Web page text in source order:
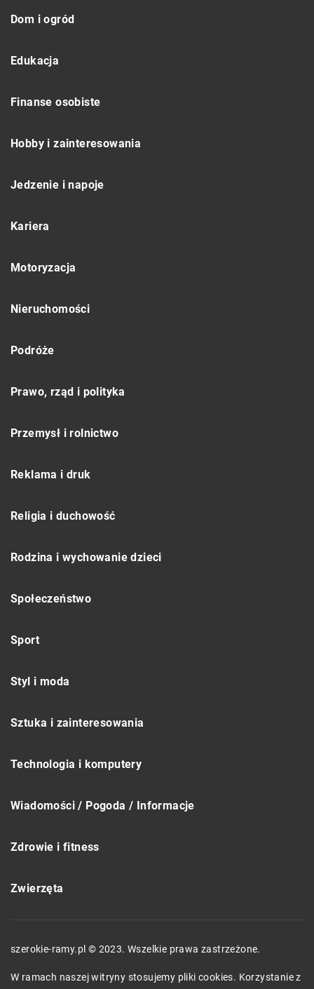
Dom i ogród
Edukacja
Finanse osobiste
Hobby i zainteresowania
Jedzenie i napoje
Kariera
Motoryzacja
Nieruchomości
Podróże
Prawo, rząd i polityka
Przemysł i rolnictwo
Reklama i druk
Religia i duchowość
Rodzina i wychowanie dzieci
Społeczeństwo
Sport
Styl i moda
Sztuka i zainteresowania
Technologia i komputery
Wiadomości / Pogoda / Informacje
Zdrowie i fitness
Zwierzęta
szerokie-ramy.pl © 2023. Wszelkie prawa zastrzeżone.
W ramach naszej witryny stosujemy pliki cookies. Korzystanie z